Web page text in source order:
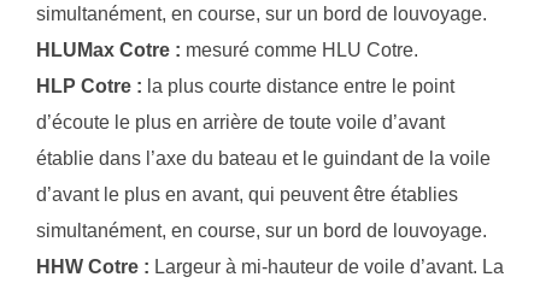
simultanément, en course, sur un bord de louvoyage.
HLUMax Cotre : mesuré comme HLU Cotre.
HLP Cotre : la plus courte distance entre le point
d’écoute le plus en arrière de toute voile d’avant
établie dans l’axe du bateau et le guindant de la voile
d’avant le plus en avant, qui peuvent être établies
simultanément, en course, sur un bord de louvoyage.
HHW Cotre : Largeur à mi-hauteur de voile d’avant. La